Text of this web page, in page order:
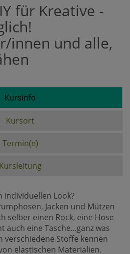
für Kreative -
innen und alle,
Kursinfo
Kursort
Termin(e)
Kursleitung
individuellen Look?
Jacken und Mützen
selber einen Rock, eine Hose
auch eine Tasche...ganz was
verschiedene Stoffe kennen
elastischen Materialien.